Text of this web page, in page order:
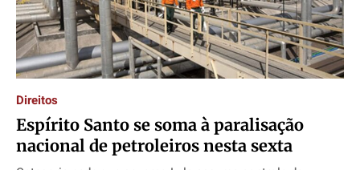
Direitos
Espírito Santo se soma à paralisação
nacional de petroleiros nesta sexta